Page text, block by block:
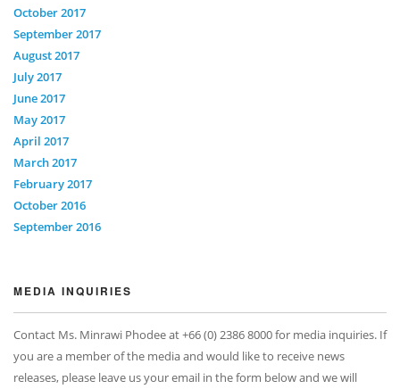
October 2017
September 2017
August 2017
July 2017
June 2017
May 2017
April 2017
March 2017
February 2017
October 2016
September 2016
MEDIA INQUIRIES
Contact Ms. Minrawi Phodee at +66 (0) 2386 8000 for media inquiries. If
you are a member of the media and would like to receive news
releases, please leave us your email in the form below and we will